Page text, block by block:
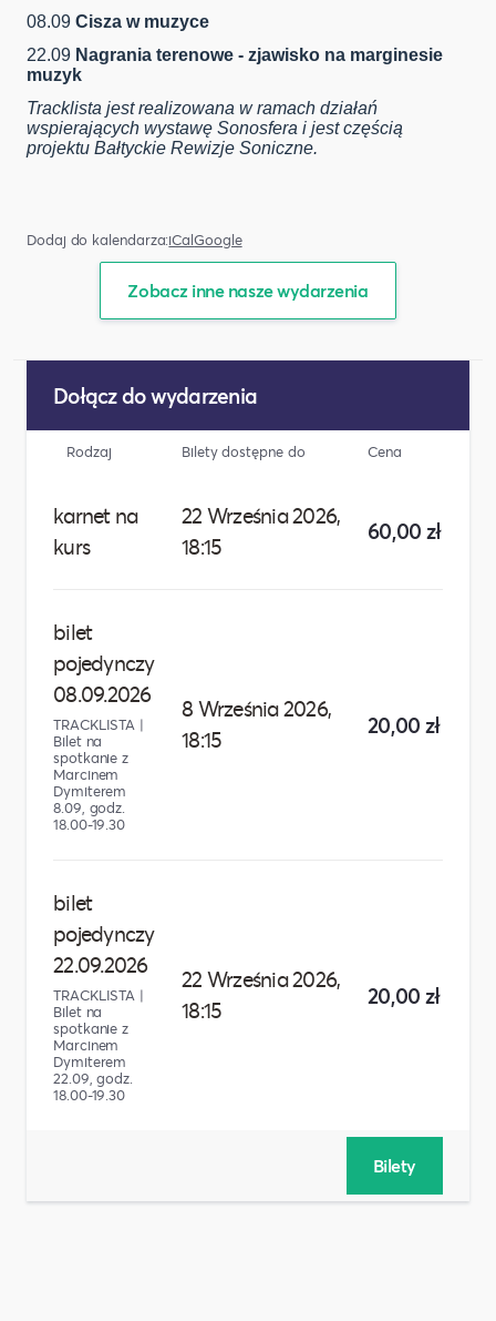
08.09 Cisza w muzyce
22.09 Nagrania terenowe - zjawisko na marginesie
muzyk
Tracklista jest realizowana w ramach działań
wspierających wystawę Sonosfera i jest częścią
projektu Bałtyckie Rewizje Soniczne.
Dodaj do kalendarza:iCalGoogle
Zobacz inne nasze wydarzenia
Dołącz do wydarzenia
Rodzaj Bilety dostępne do Cena
karnet na
kurs
22 Września 2026,
18:15
60,00 zł
bilet
pojedynczy
08.09.2026
TRACKLISTA |
Bilet na
spotkanie z
Marcinem
Dymiterem
8.09, godz.
18.00-19.30
8 Września 2026,
18:15
20,00 zł
bilet
pojedynczy
22.09.2026
TRACKLISTA |
Bilet na
spotkanie z
Marcinem
Dymiterem
22.09, godz.
18.00-19.30
22 Września 2026,
18:15
20,00 zł